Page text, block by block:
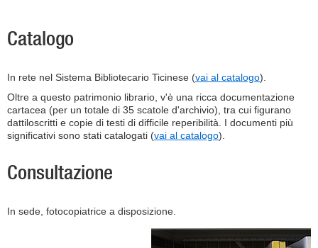
Catalogo
In rete nel Sistema Bibliotecario Ticinese (vai al catalogo).
Oltre a questo patrimonio librario, v'è una ricca documentazione
cartacea (per un totale di 35 scatole d'archivio), tra cui figurano
dattiloscritti e copie di testi di difficile reperibilità. I documenti più
significativi sono stati catalogati (vai al catalogo).
Consultazione
In sede, fotocopiatrice a disposizione.